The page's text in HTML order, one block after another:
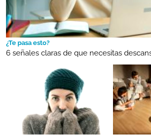
¿Te pasa esto?
6 señales claras de que necesitas